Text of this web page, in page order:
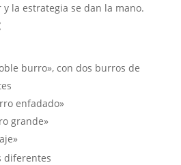
la estrategia se dan la mano.
burro», con dos burros de
enfadado»
grande»
diferentes